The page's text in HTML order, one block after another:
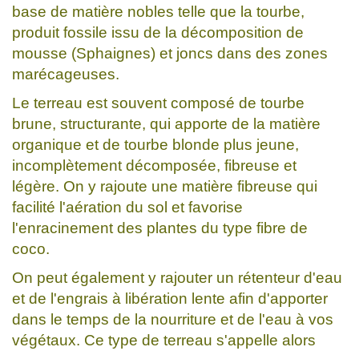
base de matière nobles telle que la tourbe,
produit fossile issu de la décomposition de
mousse (Sphaignes) et joncs dans des zones
marécageuses.
Le terreau est souvent composé de tourbe
brune, structurante, qui apporte de la matière
organique et de tourbe blonde plus jeune,
incomplètement décomposée, fibreuse et
légère. On y rajoute une matière fibreuse qui
facilité l'aération du sol et favorise
l'enracinement des plantes du type fibre de
coco.
On peut également y rajouter un rétenteur d'eau
et de l'engrais à libération lente afin d'apporter
dans le temps de la nourriture et de l'eau à vos
végétaux. Ce type de terreau s'appelle alors